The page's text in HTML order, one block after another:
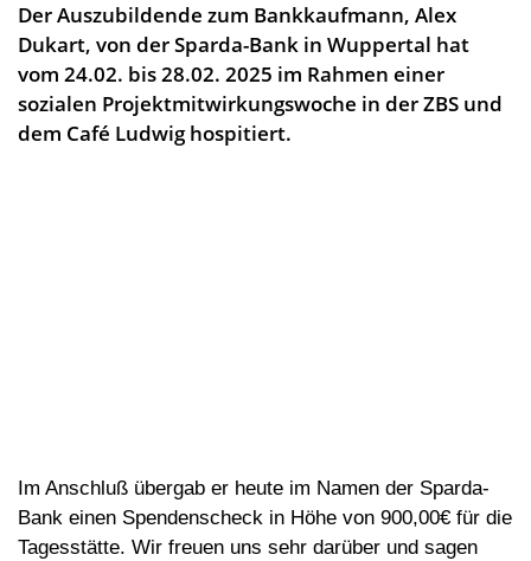
Der Auszubildende zum Bankkaufmann, Alex
Dukart, von der Sparda-Bank in Wuppertal hat
vom 24.02. bis 28.02. 2025 im Rahmen einer
sozialen Projektmitwirkungswoche in der ZBS und
dem Café Ludwig hospitiert.
Im Anschluß übergab er heute im Namen der Sparda-
Bank einen Spendenscheck in Höhe von 900,00€ für die
Tagesstätte. Wir freuen uns sehr darüber und sagen